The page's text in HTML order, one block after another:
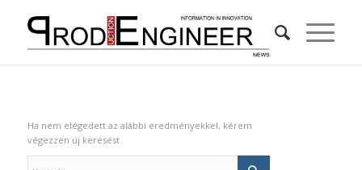
Ha nem elégedett az alábbi eredményekkel, kérem
végezzen új keresést